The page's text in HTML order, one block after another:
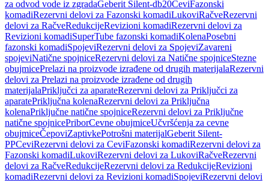
za odvod vode iz zgradaGeberit Silent-db20CeviFazonski
komadiRezervni delovi za Fazonski komadiLukoviRačveRezervni
delovi za RačveRedukcijeRevizioni komadiRezervni delovi za
Revizioni komadiSuperTube fazonski komadiKolenaPosebni
fazonski komadiSpojeviRezervni delovi za SpojeviZavareni
spojeviNatične spojniceRezervni delovi za Natične spojniceStezne
obujmicePrelazi na proizvode izrađene od drugih materijalaRezervni
delovi za Prelazi na proizvode izrađene od drugih
materijalaPriključci za aparateRezervni delovi za Priključci za
aparatePriključna kolenaRezervni delovi za Priključna
kolenaPriključne natične spojniceRezervni delovi za Priključne
natične spojnicePriborCevne obujmiceUčvršćenja za cevne
obujmiceČepoviZaptivkePotrošni materijalGeberit Silent-
PPCeviRezervni delovi za CeviFazonski komadiRezervni delovi za
Fazonski komadiLukoviRezervni delovi za LukoviRačveRezervni
delovi za RačveRedukcijeRezervni delovi za RedukcijeRevizioni
komadiRezervni delovi za Revizioni komadiSpojeviRezervni delovi